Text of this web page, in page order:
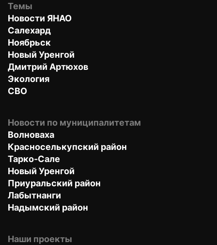
Темы
Новости ЯНАО
Салехард
Ноябрьск
Новый Уренгой
Дмитрий Артюхов
Экология
СВО
Новости по муниципалитетам
Волноваха
Красноселькупский район
Тарко-Сале
Новый Уренгой
Приуральский район
Лабытнанги
Надымский район
Наши проекты